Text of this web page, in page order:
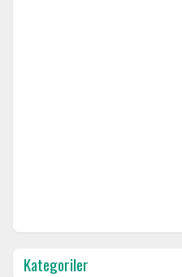
Kategoriler